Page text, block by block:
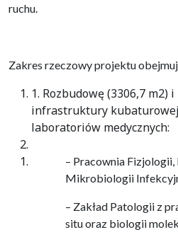
ruchu.
Zakres rzeczowy projektu
1. Rozbudowę (3306,7 m2)
infrastruktury
laboratoriów medycznych:
– Pracownia
Mikrobiologii
– Zakład Patologii z
situ oraz biologii